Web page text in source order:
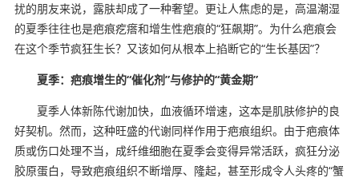
扰的朋友来说，露肤却成了一种奢望。更让人焦虑的是，高温潮湿
的夏季往往也是疤痕疙瘩和增生性疤痕的“狂飙期”。为什么疤痕会
在这个季节疯狂生长？又该如何从根本上掐断它的“生长基因”？
夏季：疤痕增生的“催化剂”与修护的“黄金期”
夏季人体新陈代谢加快，血液循环增速，这本是肌肤修护的良
好契机。然而，这种旺盛的代谢同样作用于疤痕组织。由于疤痕体
质或伤口处理不当，成纤维细胞在夏季会变得异常活跃，疯狂分泌
胶原蛋白，导致疤痕组织不断增厚、隆起，甚至形成令人头疼的“蟹